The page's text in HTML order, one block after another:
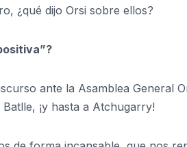
¿qué dijo Orsi sobre ellos?
ante la Asamblea General
¡y hasta a Atchugarry!